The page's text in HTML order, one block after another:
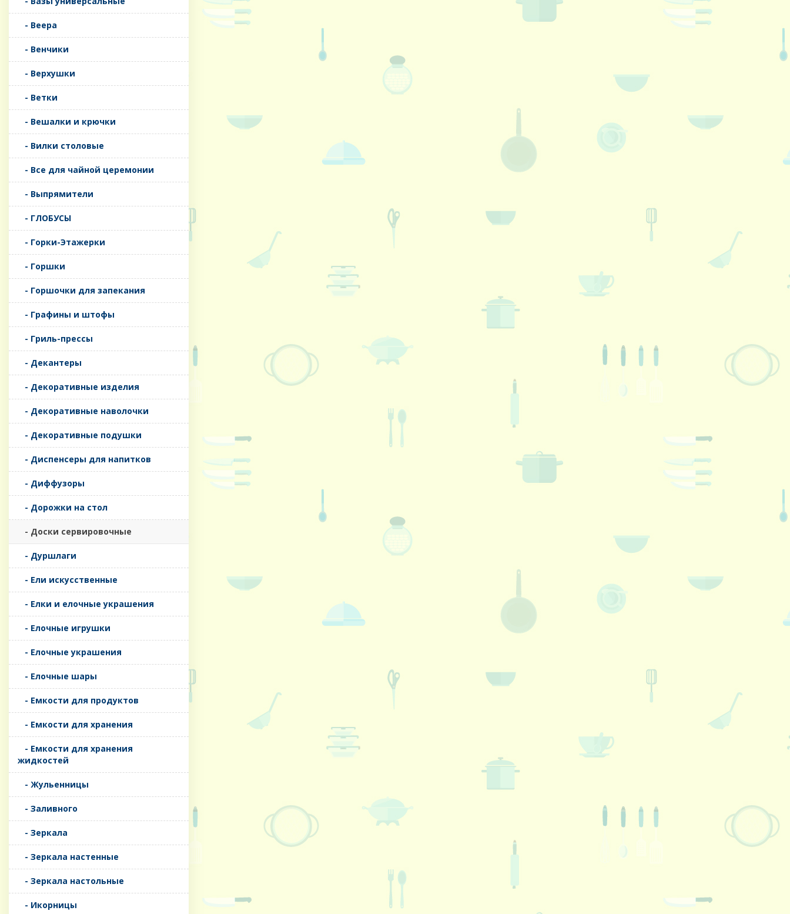
- Веера
- Венчики
- Верхушки
- Ветки
- Вешалки и крючки
- Вилки столовые
- Все для чайной церемонии
- Выпрямители
- ГЛОБУСЫ
- Горки-Этажерки
- Горшки
- Горшочки для запекания
- Графины и штофы
- Гриль-прессы
- Декантеры
- Декоративные изделия
- Декоративные наволочки
- Декоративные подушки
- Диспенсеры для напитков
- Диффузоры
- Дорожки на стол
- Доски сервировочные
- Дуршлаги
- Ели искусственные
- Елки и елочные украшения
- Елочные игрушки
- Елочные украшения
- Елочные шары
- Емкости для продуктов
- Емкости для хранения
- Емкости для хранения
жидкостей
- Жульенницы
- Заливного
- Зеркала
- Зеркала настенные
- Зеркала настольные
- Икорницы